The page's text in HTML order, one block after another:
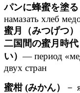
パンに蜂蜜を塗る
намазать хлеб
蜜月（みつげつ）
二国間の蜜月時
い）— период
двух стран
蜜柑 (みかん）
－